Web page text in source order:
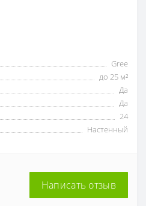
Gree
до 25 м²
Да
Да
24
Настенный
Написать отзыв